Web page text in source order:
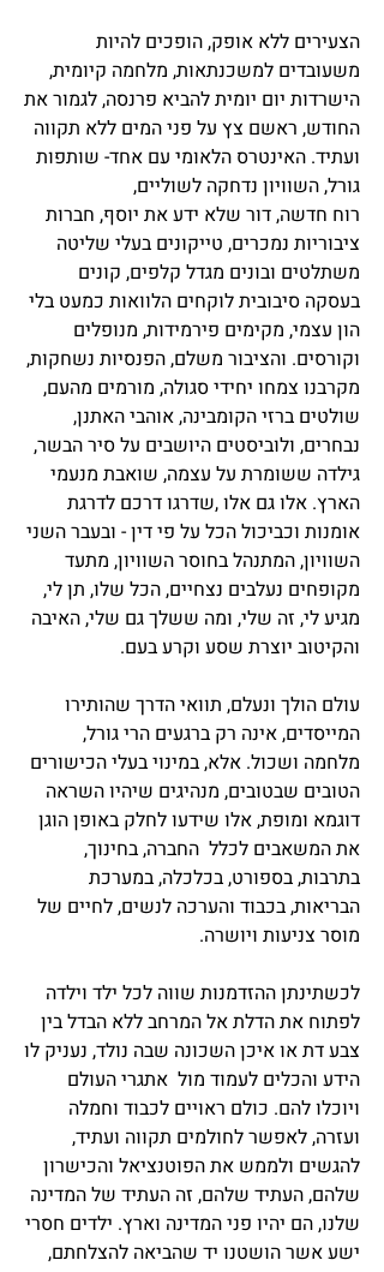
הצעירים ללא אופק, הופכים להיות
משעובדים למשכנתאות, מלחמה קיומית,
הישרדות יום יומית להביא פרנסה, לגמור את
החודש, ראשם צץ על פני המים ללא תקווה
ועתיד. האינטרס הלאומי עם אחד- שותפות
גורל, השוויון נדחקה לשוליים,
רוח חדשה, דור שלא ידע את יוסף, חברות
ציבוריות נמכרים, טייקונים בעלי שליטה
משתלטים ובונים מגדל קלפים, קונים
בעסקה סיבובית לוקחים הלוואות כמעט בלי
הון עצמי, מקימים פירמידות, מנופלים
וקורסים. והציבור משלם, הפנסיות נשחקות,
מקרבנו צמחו יחידי סגולה, מורמים מהעם,
שולטים ברזי הקומבינה, אוהבי האתנן,
נבחרים, ולוביסטים היושבים על סיר הבשר,
גילדה ששומרת על עצמה, שואבת מנעמי
הארץ. אלו גם אלו ,שדרגו דרכם לדרגת
אומנות וכביכול הכל על פי דין - ובעבר השני
השוויון, המתנהל בחוסר השוויון, מתעד
מקופחים נעלבים נצחיים, הכל שלו, תן לי,
מגיע לי, זה שלי, ומה ששלך גם שלי, האיבה
והקיטוב יוצרת שסע וקרע בעם.
עולם הולך ונעלם, תוואי הדרך שהותירו
המייסדים, אינה רק ברגעים הרי גורל,
מלחמה ושכול. אלא, במינוי בעלי הכישורים
הטובים שבטובים, מנהיגים שיהיו השראה
דוגמא ומופת, אלו שידעו לחלק באופן הוגן
את המשאבים לכלל החברה, בחינוך,
בתרבות, בספורט, בכלכלה, במערכת
הבריאות, בכבוד והערכה לנשים, לחיים של
מוסר צניעות ויושרה.
לכשתינתן ההזדמנות שווה לכל ילד וילדה
לפתוח את הדלת אל המרחב ללא הבדל בין
צבע דת או איכן השכונה שבה נולד, נעניק לו
הידע והכלים לעמוד מול אתגרי העולם
ויוכלו להם. כולם ראויים לכבוד וחמלה
ועזרה, לאפשר לחולמים תקווה ועתיד,
להגשים ולממש את הפוטנציאל והכישרון
שלהם, העתיד שלהם, זה העתיד של המדינה
שלנו, הם יהיו פני המדינה וארץ. ילדים חסרי
ישע אשר הושטנו יד שהביאה להצלחתם,